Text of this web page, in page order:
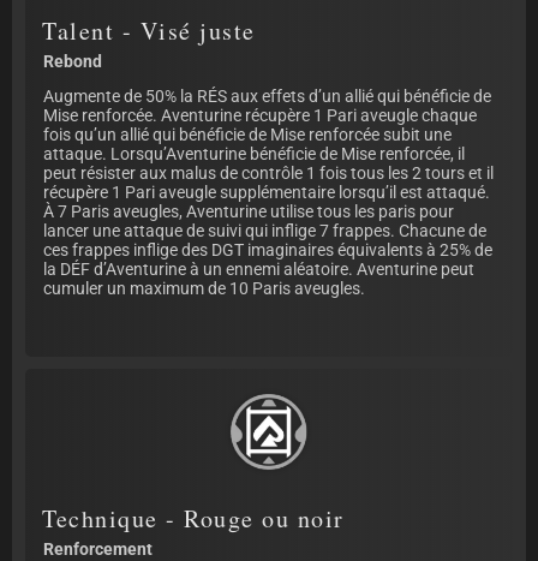
Talent - Visé juste
Rebond
Augmente de 50% la RÉS aux effets d’un allié qui bénéficie de
Mise renforcée. Aventurine récupère 1 Pari aveugle chaque
fois qu’un allié qui bénéficie de Mise renforcée subit une
attaque. Lorsqu’Aventurine bénéficie de Mise renforcée, il
peut résister aux malus de contrôle 1 fois tous les 2 tours et il
récupère 1 Pari aveugle supplémentaire lorsqu’il est attaqué.
À 7 Paris aveugles, Aventurine utilise tous les paris pour
lancer une attaque de suivi qui inflige 7 frappes. Chacune de
ces frappes inflige des DGT imaginaires équivalents à 25% de
la DÉF d’Aventurine à un ennemi aléatoire. Aventurine peut
cumuler un maximum de 10 Paris aveugles.
Technique - Rouge ou noir
Renforcement